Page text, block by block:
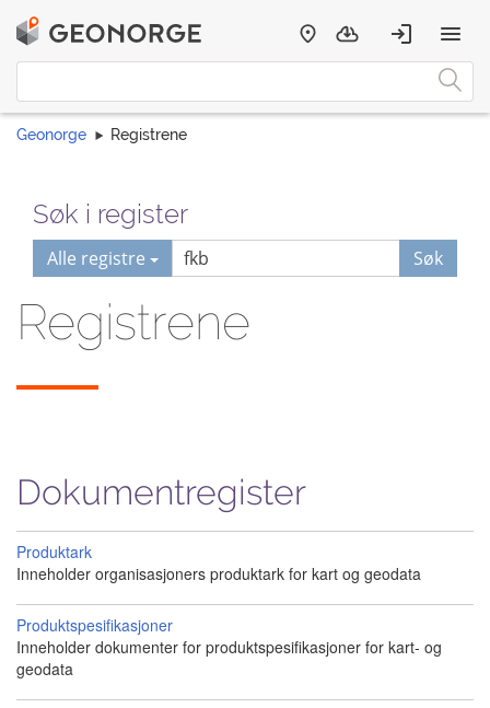
Geonorge Registrene
Søk i register
Alle registre Søk
Registrene
Dokumentregister
Produktark
Inneholder organisasjoners produktark for kart og geodata
Produktspesifikasjoner
Inneholder dokumenter for produktspesifikasjoner for kart- og
geodata